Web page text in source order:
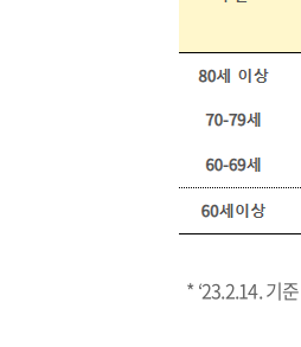
* ‘23.2.14. 기